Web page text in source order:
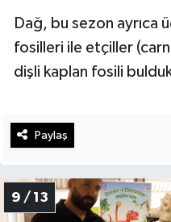
Dağ, bu sezon ayrıca
fosilleri ile etçiller
dişli kaplan fosili
Paylaş
9 / 13